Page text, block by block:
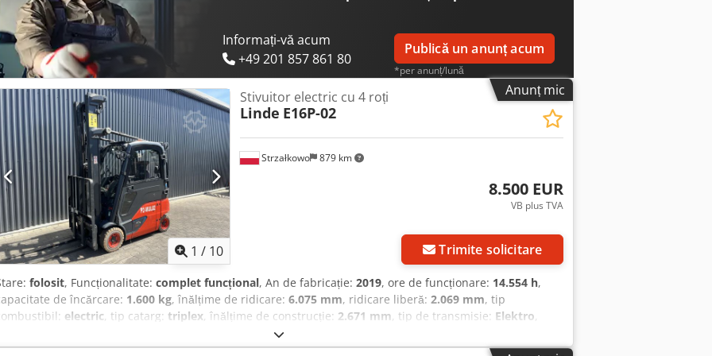
Informați-vă acum
+49 201 857 861 80
Publică un anunț acum
*per anunț/lună
Anunț mic
1 / 10
Strzałkowo 879 km
Stivuitor electric cu 4 roți
Linde E16P-02
8.500 EUR
VB plus TVA
Trimite solicitare
folosit, Funcționalitate: complet funcțional, An de fabricație: 2019, ore de funcționare: 14.554 h,
de încărcare: 1.600 kg, înălțime de ridicare: 6.075 mm, ridicare liberă: 2.069 mm, tip
electric, tip catarg: triplex, înălțime de construcție: 2.671 mm, tip de transmisie: Elektro,
Stivuitor electric cu 4 roți Cedpfozf Tlhjx Agfjha Clasa ISO: Clasa ISO 2 = 1.000 - 2.500 kg Tip catarg: Triplex
Pregătit de utilizare și complet funcțional Stare tehnică: bună Baterie Volt: 48V An fabricație baterie: